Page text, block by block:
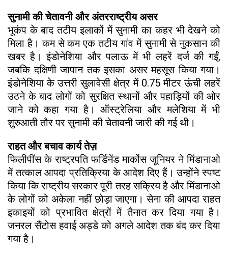
सुनामी की चेतावनी और अंतरराष्ट्रीय असर
भूकंप के बाद तटीय इलाकों में सुनामी का कहर भी देखने को
मिला है। कम से कम एक तटीय गांव में सुनामी से नुकसान की
खबर है। इंडोनेशिया और पलाऊ में भी लहरें दर्ज की गईं,
जबकि दक्षिणी जापान तक इसका असर महसूस किया गया।
इंडोनेशिया के उत्तरी सुलावेसी क्षेत्र में 0.75 मीटर ऊंची लहरें
उठने के बाद लोगों को सुरक्षित स्थानों और पहाड़ियों की ओर
जाने को कहा गया है। ऑस्ट्रेलिया और मलेशिया में भी
शुरुआती तौर पर सुनामी की चेतावनी जारी की गई थी।
राहत और बचाव कार्य तेज़
फिलीपींस के राष्ट्रपति फर्डिनेंड मार्कोस जूनियर ने मिंडानाओ
में तत्काल आपदा प्रतिक्रिया के आदेश दिए हैं। उन्होंने स्पष्ट
किया कि राष्ट्रीय सरकार पूरी तरह सक्रिय है और मिंडानाओ
के लोगों को अकेला नहीं छोड़ा जाएगा। सेना की आपदा राहत
इकाइयों को प्रभावित क्षेत्रों में तैनात कर दिया गया है।
जनरल सैंटोस हवाई अड्डे को अगले आदेश तक बंद कर दिया
गया है।